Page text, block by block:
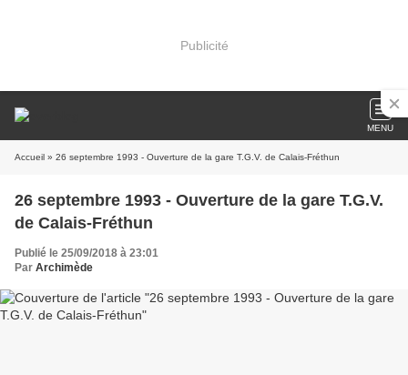
Publicité
MENU
Accueil » 26 septembre 1993 - Ouverture de la gare T.G.V. de Calais-Fréthun
26 septembre 1993 - Ouverture de la gare T.G.V.
de Calais-Fréthun
Publié le 25/09/2018 à 23:01
Par Archimède